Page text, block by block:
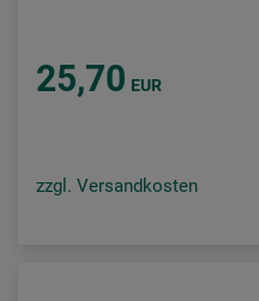
25,70 EUR
zzgl. Versandkosten